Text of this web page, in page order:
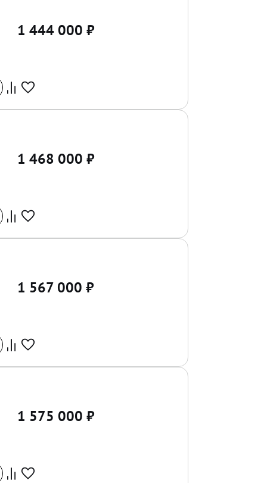
1 444 000 ₽
1 468 000 ₽
1 567 000 ₽
1 575 000 ₽